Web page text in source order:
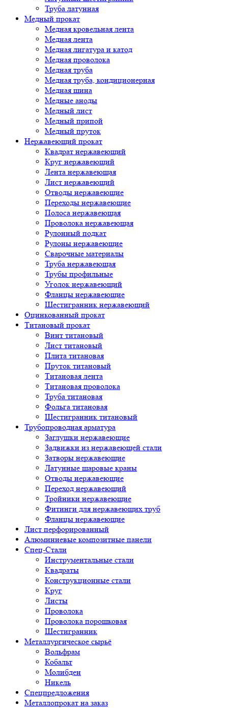
Труба латунная
Медный прокат
Медная кровельная лента
Медная лента
Медная лигатура и катод
Медная проволока
Медная труба
Медная труба, кондиционерная
Медная шина
Медные аноды
Медный лист
Медный припой
Медный пруток
Нержавеющий прокат
Квадрат нержавеющий
Круг нержавеющий
Лента нержавеющая
Лист нержавеющий
Отводы нержавеющие
Переходы нержавеющие
Полоса нержавеющая
Проволока нержавеющая
Рулонный подкат
Рулоны нержавеющие
Сварочные материалы
Труба нержавеющая
Трубы профильные
Уголок нержавеющий
Фланцы нержавеющие
Шестигранник нержавеющий
Оцинкованный прокат
Титановый прокат
Винт титановый
Лист титановый
Плита титановая
Пруток титановый
Титановая лента
Титановая проволока
Труба титановая
Фольга титановая
Шестигранник титановый
Трубопроводная арматура
Заглушки нержавеющие
Задвижки из нержавеющей стали
Затворы нержавеющие
Латунные шаровые краны
Отводы нержавеющие
Переход нержавеющий
Тройники нержавеющие
Фитинги для нержавеющих труб
Фланцы нержавеющие
Лист перфорированный
Алюминиевые композитные панели
Спец-Стали
Инструментальные стали
Квадраты
Конструкционные стали
Круг
Листы
Проволока
Проволока порошковая
Шестигранник
Металлургическое сырьё
Вольфрам
Кобальт
Молибден
Никель
Спецпредложения
Металлопрокат на заказ